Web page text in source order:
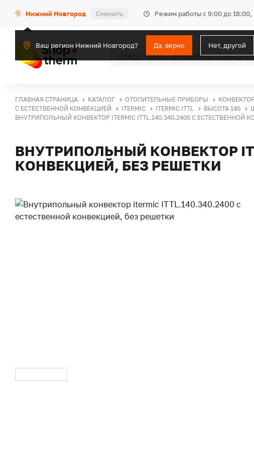
Нижний Новгород Сменить Режим работы с 9:00 до
Ваш регион Нижний Новгород? Да, верно Нет, другой
ГЛАВНАЯ СТРАНИЦА КАТАЛОГ ОТОПИТЕЛЬНЫЕ ПРИБОРЫ
С ЕСТЕСТВЕННОЙ КОНВЕКЦИЕЙ
ITERMIC ITERMIC ITTL ВЫСОТА 140
ВНУТРИПОЛЬНЫЙ КОНВЕКТОР ITERMIC ITTL.140.340.2400 С ЕСТЕСТВЕННОЙ
ВНУТРИПОЛЬНЫЙ КОНВЕКТОР
КОНВЕКЦИЕЙ, БЕЗ РЕШЕТКИ